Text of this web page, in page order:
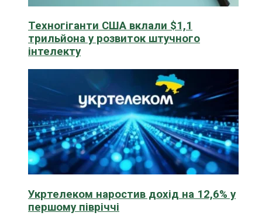
Техногіганти США вклали $1,1
трильйона у розвиток штучного
інтелекту
Укртелеком наростив дохід на 12,6% у
першому півріччі